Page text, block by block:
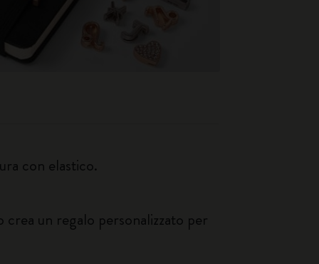
con elastico.
un regalo personalizzato per